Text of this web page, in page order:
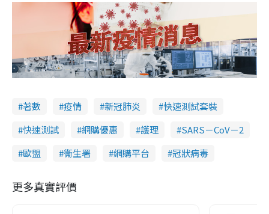
著數 疫情 新冠肺炎
快速測試套裝
快速測試
網購優惠 護理
SARS－CoV－2
歐盟
衞生署 網購平台 冠狀病毒
更多真實評價